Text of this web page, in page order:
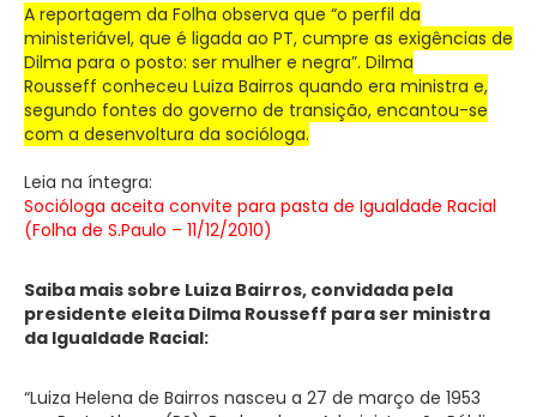
A reportagem da Folha observa que “o perfil da
ministeriável, que é ligada ao PT, cumpre as exigências de
Dilma para o posto: ser mulher e negra”. Dilma
Rousseff conheceu Luiza Bairros quando era ministra e,
segundo fontes do governo de transição, encantou-se
com a desenvoltura da socióloga.
Leia na íntegra:
Socióloga aceita convite para pasta de Igualdade Racial
(Folha de S.Paulo – 11/12/2010)
Saiba mais sobre Luiza Bairros, convidada pela
presidente eleita Dilma Rousseff para ser ministra
da Igualdade Racial:
“Luiza Helena de Bairros nasceu a 27 de março de 1953